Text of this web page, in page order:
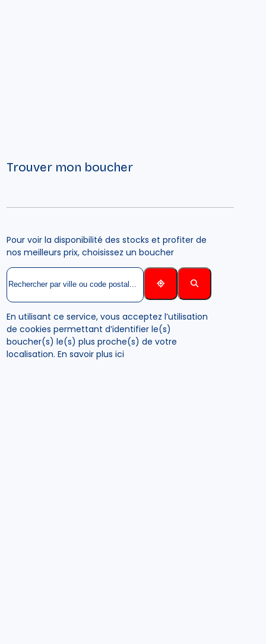
Trouver mon boucher
Pour voir la disponibilité des stocks et profiter de
nos meilleurs prix, choisissez un boucher
En utilisant ce service, vous acceptez l’utilisation
de cookies permettant d’identifier le(s)
boucher(s) le(s) plus proche(s) de votre
localisation.En savoir plus ici